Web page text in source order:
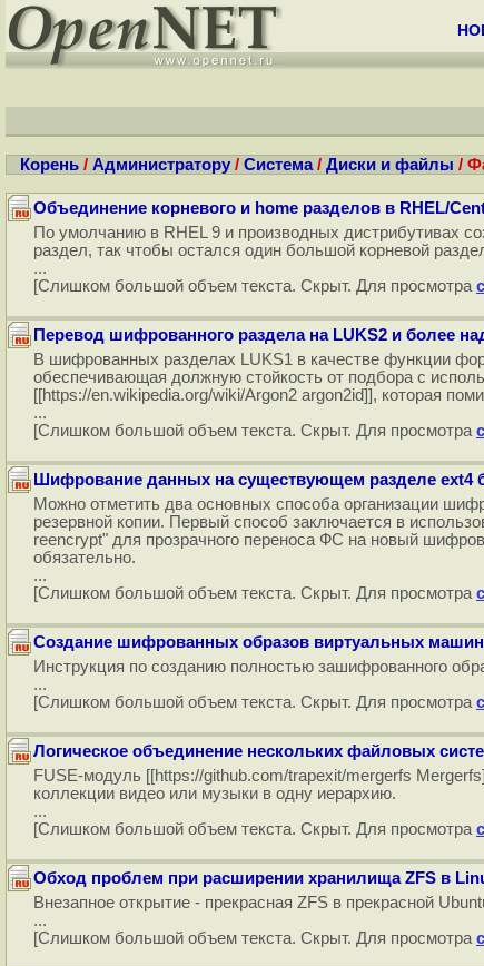
Корень / Администратору / Система/ Диски и файлы /
Объединение корневого и home разделов в RHEL/
По умолчанию в RHEL 9 и производных дистрибутивах
раздел, так чтобы остался один большой корневой
...
[Слишком большой объем текста. Скрыт. Для просмотра
Перевод шифрованного раздела на LUKS2 и более
В шифрованных разделах LUKS1 в качестве функции
обеспечивающая должную стойкость от подбора с
[[https://en.wikipedia.org/wiki/Argon2 argon2id]], которая
...
[Слишком большой объем текста. Скрыт. Для просмотра
Шифрование данных на существующем разделе ext4
Можно отметить два основных способа организации
резервной копии. Первый способ заключается в
reencrypt" для прозрачного переноса ФС на новый
обязательно.
...
[Слишком большой объем текста. Скрыт. Для просмотра
Создание шифрованных образов виртуальных машин
Инструкция по созданию полностью зашифрованного
...
[Слишком большой объем текста. Скрыт. Для просмотра
Логическое объединение нескольких файловых
FUSE-модуль [[https://github.com/trapexit/mergerfs
коллекции видео или музыки в одну иерархию.
...
[Слишком большой объем текста. Скрыт. Для просмотра
Обход проблем при расширении хранилища ZFS в
Внезапное открытие - прекрасная ZFS в прекрасной
...
[Слишком большой объем текста. Скрыт. Для просмотра